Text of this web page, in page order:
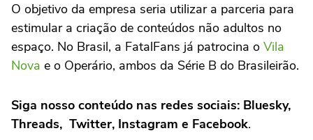
O objetivo da empresa seria utilizar a parceria para
estimular a criação de conteúdos não adultos no
espaço. No Brasil, a FatalFans já patrocina o Vila
Nova e o Operário, ambos da Série B do Brasileirão.
Siga nosso conteúdo nas redes sociais: Bluesky,
Threads, Twitter, Instagram e Facebook.